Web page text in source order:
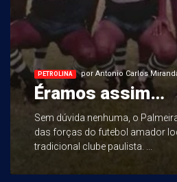
PETROLINA por Antonio Carlos
Éramos assim…
Sem dúvida nenhuma, o
das forças do futebol amador
tradicional clube paulista. ...